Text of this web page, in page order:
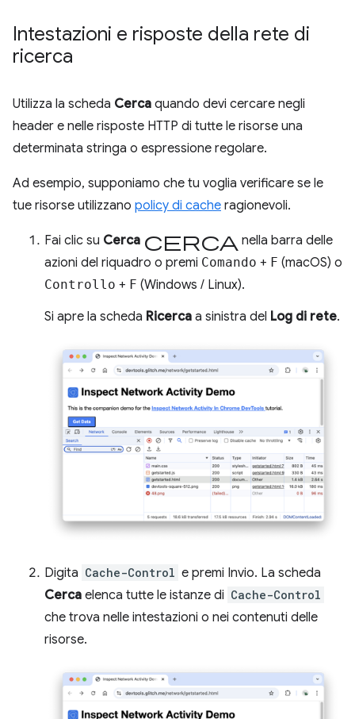
Intestazioni e risposte della rete di
ricerca
Utilizza la scheda Cerca quando devi cercare negli
header e nelle risposte HTTP di tutte le risorse una
determinata stringa o espressione regolare.
Ad esempio, supponiamo che tu voglia verificare se le
tue risorse utilizzano policy di cache ragionevoli.
Fai clic su Cerca Cerca nella barra delle
azioni del riquadro o premi Comando + F (macOS) o
Controllo + F (Windows / Linux).
Si apre la scheda Ricerca a sinistra del Log di rete.
Digita Cache-Control e premi Invio. La scheda
Cerca elenca tutte le istanze di Cache-Control
che trova nelle intestazioni o nei contenuti delle
risorse.